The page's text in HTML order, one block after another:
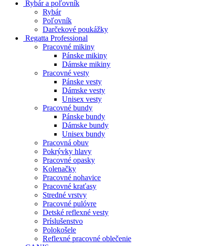
Rybár a poľovník
Rybár
Poľovník
Darčekové poukážky
Regatta Professional
Pracovné mikiny
Pánske mikiny
Dámske mikiny
Pracovné vesty
Pánske vesty
Dámske vesty
Unisex vesty
Pracovné bundy
Pánske bundy
Dámske bundy
Unisex bundy
Pracovná obuv
Pokrývky hlavy
Pracovné opasky
Kolenačky
Pracovné nohavice
Pracovné kraťasy
Stredné vrstvy
Pracovné pulóvre
Detské reflexné vesty
Príslušenstvo
Polokošele
Reflexné pracovné oblečenie